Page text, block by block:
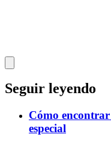
Seguir leyendo
Cómo
especial